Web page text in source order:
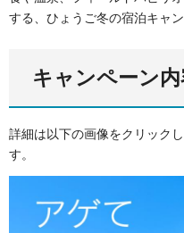
する、ひょうご冬の宿泊キャ
キャンペーン
詳細は以下の画像をクリック
す。